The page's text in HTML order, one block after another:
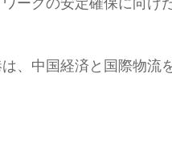
、中国経済と国際物流